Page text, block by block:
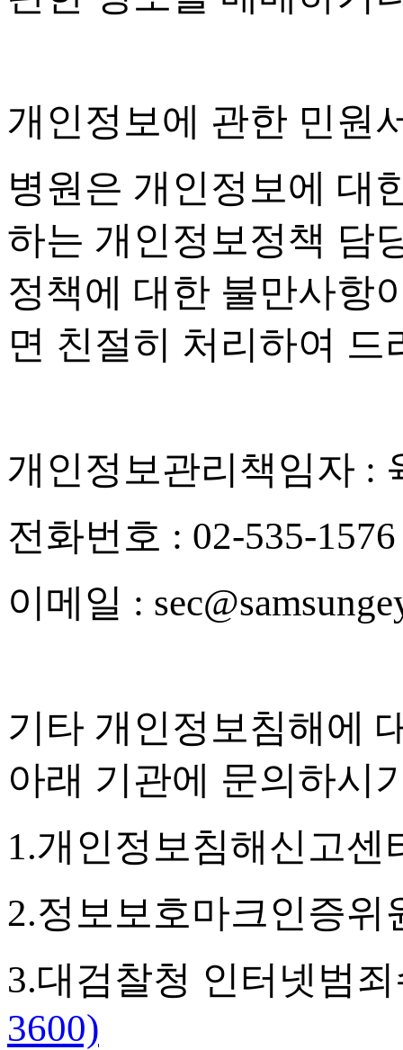
개인정보에 관한 민원
병원은 개인정보에 대
하는 개인정보정책 담
정책에 대한 불만사항
면 친절히 처리하여 드
개인정보관리책임자 :
전화번호 : 02-535-1576
이메일 :
기타 개인정보침해에
아래 기관에 문의하시
1.개인정보침해신고센
2.정보보호마크인증위
3.대검찰청 인터넷범
3600)